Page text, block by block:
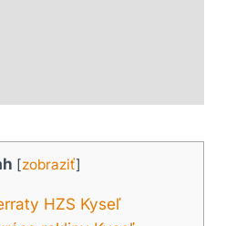
[zobraziť]
HZS Kyseľ